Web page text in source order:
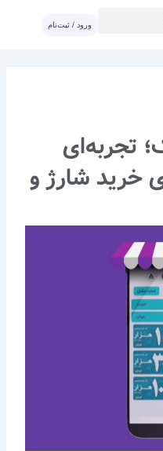
ورود / ثبت‌نام
تجربه‌ای
خرید شارژ و